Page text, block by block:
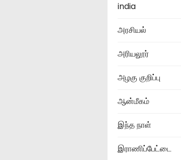
india
அரசியல்
அரியலூர்
அழகு குறிப்பு
ஆன்மீகம்
இந்த நாள்
இராணிப்பேட்டை